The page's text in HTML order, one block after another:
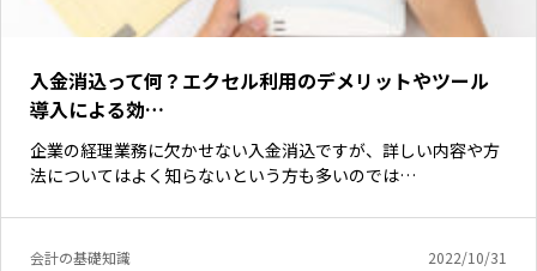
入金消込って何？エクセル利用のデメリットやツール
導入による効…
企業の経理業務に欠かせない入金消込ですが、詳しい内容や方
法についてはよく知らないという方も多いのでは…
会計の基礎知識 2022/10/31